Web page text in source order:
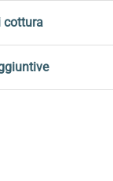
cottura
tra 950°C e